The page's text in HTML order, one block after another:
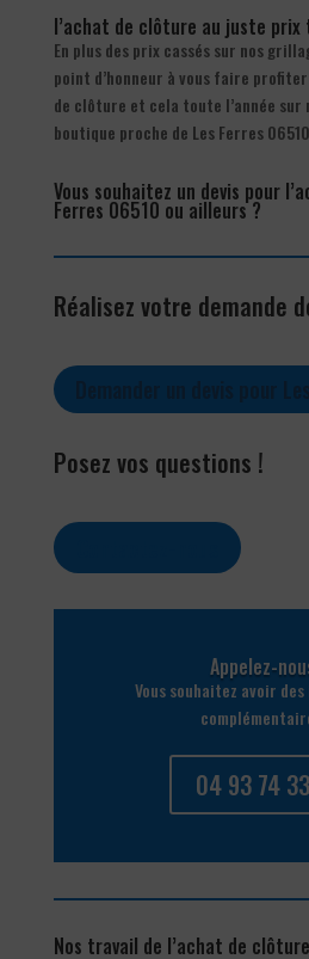
l’achat de clôture au juste prix
En plus des prix cassés sur nos
point d’honneur à vous faire
de clôture et cela toute l’année sur
boutique proche de Les Ferres 06510.
Vous souhaitez un devis pour
Ferres 06510 ou ailleurs ?
Réalisez votre demande
Posez vos questions !
Appelez-
Vous souhaitez avoir
04 93 74
Nos travail de l’achat de